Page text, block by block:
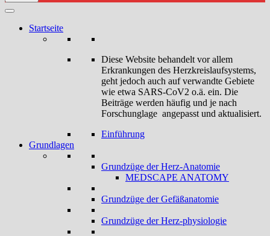
Startseite
Diese Website behandelt vor allem
Erkrankungen des Herzkreislaufsystems,
geht jedoch auch auf verwandte Gebiete
wie etwa SARS-CoV2 o.ä. ein. Die
Beiträge werden häufig und je nach
Forschunglage angepasst und aktualisiert.
Einführung
Grundlagen
Grundzüge der Herz-Anatomie
MEDSCAPE ANATOMY
Grundzüge der Gefäßanatomie
Grundzüge der Herz-physiologie